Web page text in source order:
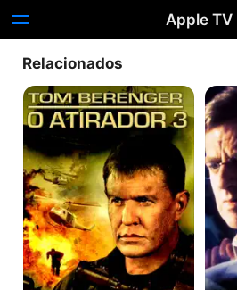
Apple TV
Relacionados
O
Atirador
3
O
-
o